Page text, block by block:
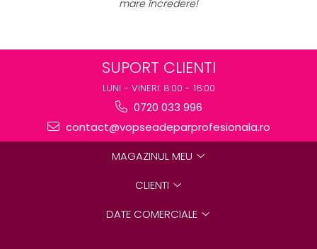
SUPORT CLIENTI
LUNI - VINERI: 8:00 - 16:00
0720 033 996
contact@vopseadeparprofesionala.ro
MAGAZINUL MEU
CLIENTI
DATE COMERCIALE